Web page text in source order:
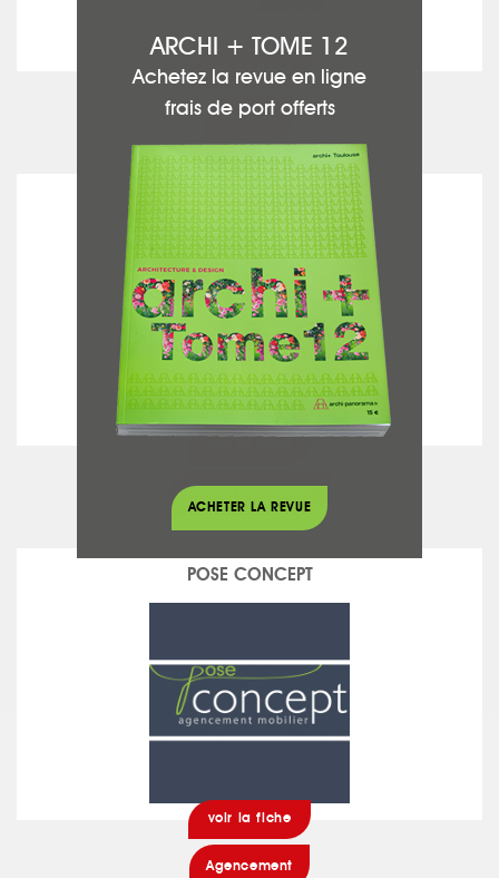
voir la fiche
Peinture
MAISON GOMEZ
Béton ciré - Chaux
POSE CONCEPT
voir la fiche
Agencement
ARCHI + TOME 12
Achetez la revue en ligne
frais de port offerts
ACHETER LA REVUE